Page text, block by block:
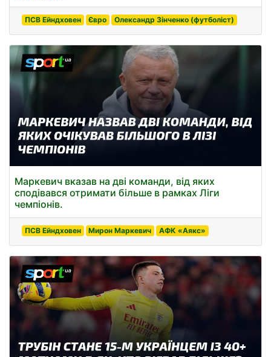
ПСВ Ейндховен Євро Олександр Зінченко (футболіст)
Маркевич вказав на дві команди, від яких
сподівався отримати більше в рамках Ліги
чемпіонів.
ПСВ Ейндховен Мирон Маркевич АФК «Аякс»